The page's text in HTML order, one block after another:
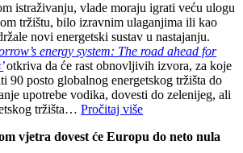
istraživanju, vlade moraju igrati veću ulogu
tržištu, bilo izravnim ulaganjima ili kao
novi energetski sustav u nastajanju.
energy system: The road ahead for
otkriva da će rast obnovljivih izvora, za koje
90 posto globalnog energetskog tržišta do
upotrebe vodika, dovesti do zelenijeg, ali
tržišta…Pročitaj više
vjetra dovest će Europu do neto nula